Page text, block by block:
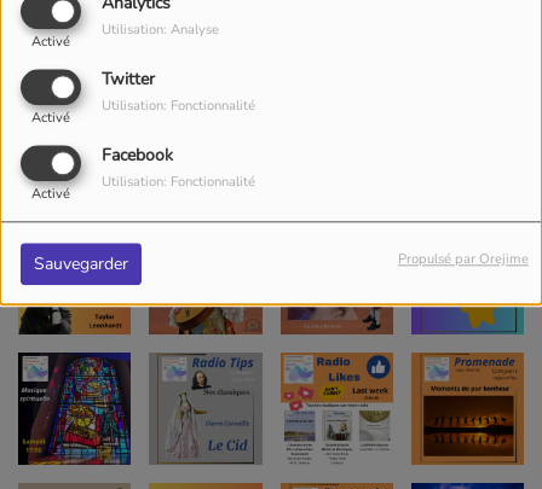
Activé
Utilisation: Analyse
Twitter
Activé
Utilisation: Fonctionnalité
Facebook
Activé
Utilisation: Fonctionnalité
Sauvegarder Propulsé par Orejime